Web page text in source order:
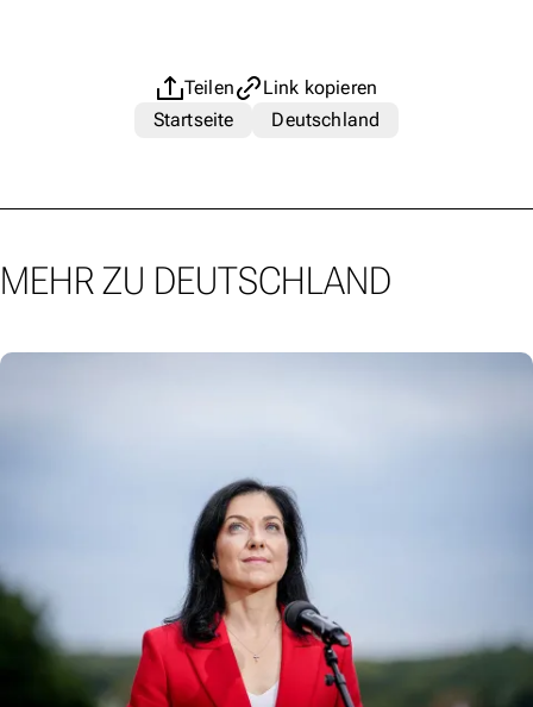
Teilen
Link kopieren
Startseite
Deutschland
MEHR ZU DEUTSCHLAND